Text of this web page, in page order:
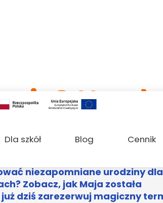
Dla szkół Blog Cennik
niezapomniane urodziny dla
Zobacz, jak Maja została
dziś zarezerwuj magiczny